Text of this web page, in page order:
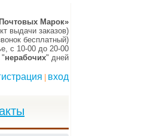
Марок»
выдачи заказов)
бесплатный)
c 10-00 до 20-00
"нерабочих" дней
вход